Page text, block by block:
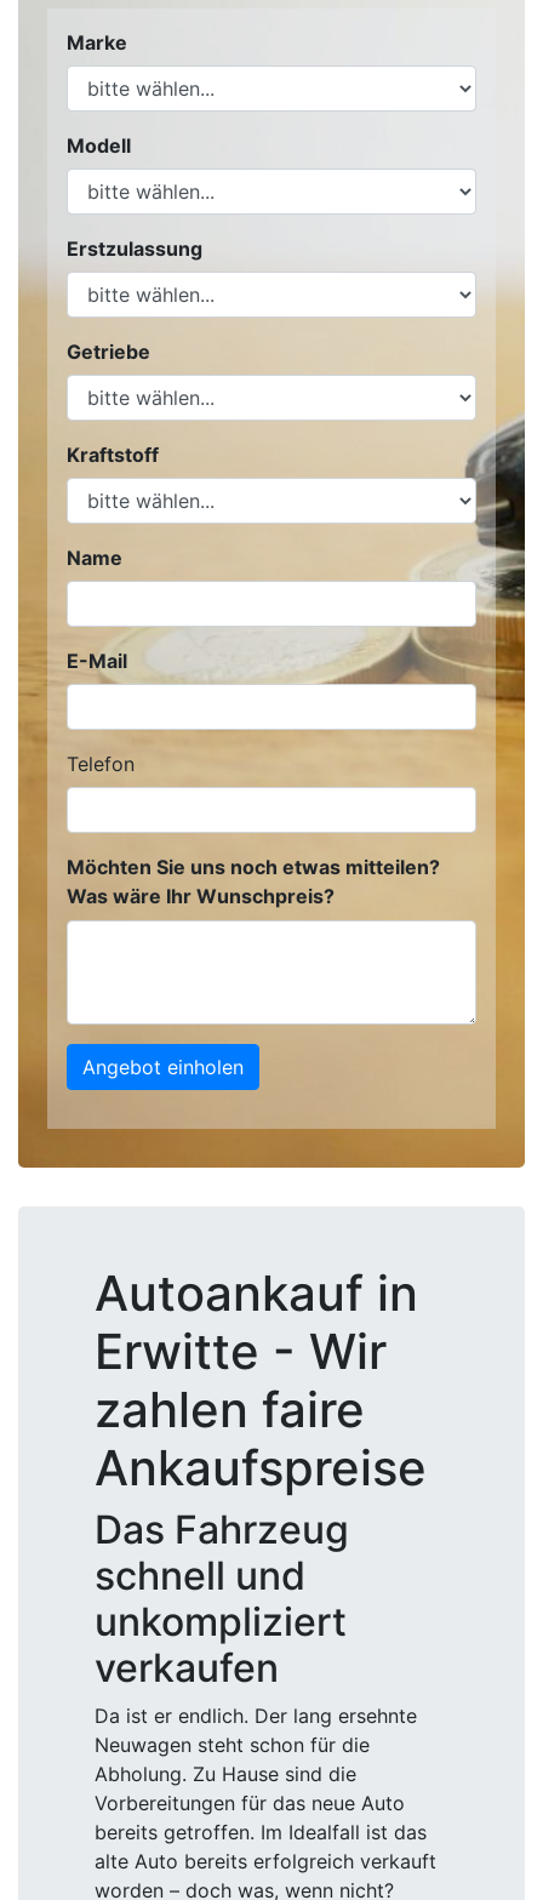
Marke
Modell
Erstzulassung
Getriebe
Kraftstoff
Name
E-Mail
Telefon
Möchten Sie uns noch etwas mitteilen?
Was wäre Ihr Wunschpreis?
Angebot einholen
Autoankauf in
Erwitte - Wir
zahlen faire
Ankaufspreise
Das Fahrzeug
schnell und
unkompliziert
verkaufen
Da ist er endlich. Der lang ersehnte
Neuwagen steht schon für die
Abholung. Zu Hause sind die
Vorbereitungen für das neue Auto
bereits getroffen. Im Idealfall ist das
alte Auto bereits erfolgreich verkauft
worden – doch was, wenn nicht?